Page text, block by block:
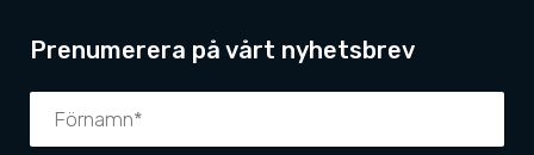
Prenumerera på vårt nyhetsbrev